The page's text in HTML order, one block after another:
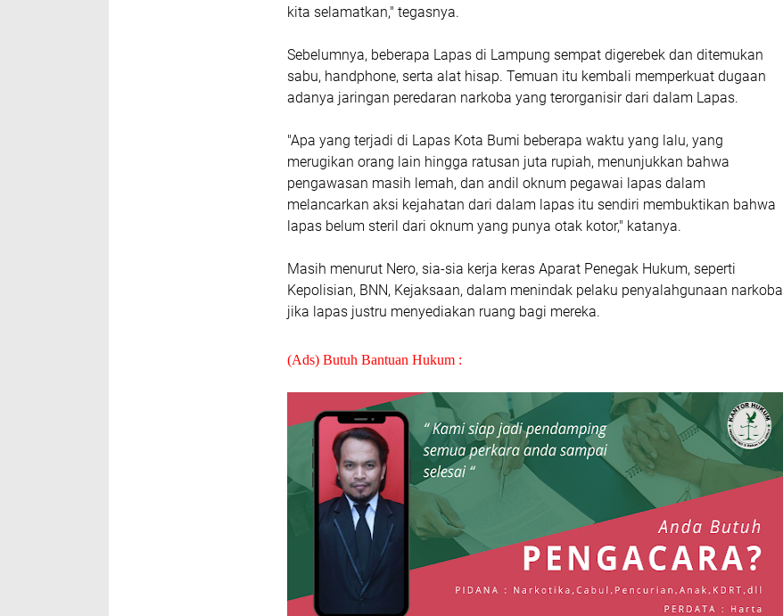
kita selamatkan," tegasnya.
Sebelumnya, beberapa Lapas di Lampung sempat digerebek dan ditemukan
sabu, handphone, serta alat hisap. Temuan itu kembali memperkuat dugaan
adanya jaringan peredaran narkoba yang terorganisir dari dalam Lapas.
"Apa yang terjadi di Lapas Kota Bumi beberapa waktu yang lalu, yang
merugikan orang lain hingga ratusan juta rupiah, menunjukkan bahwa
pengawasan masih lemah, dan andil oknum pegawai lapas dalam
melancarkan aksi kejahatan dari dalam lapas itu sendiri membuktikan bahwa
lapas belum steril dari oknum yang punya otak kotor," katanya.
Masih menurut Nero, sia-sia kerja keras Aparat Penegak Hukum, seperti
Kepolisian, BNN, Kejaksaan, dalam menindak pelaku penyalahgunaan narkoba
jika lapas justru menyediakan ruang bagi mereka.
(Ads) Butuh Bantuan Hukum :